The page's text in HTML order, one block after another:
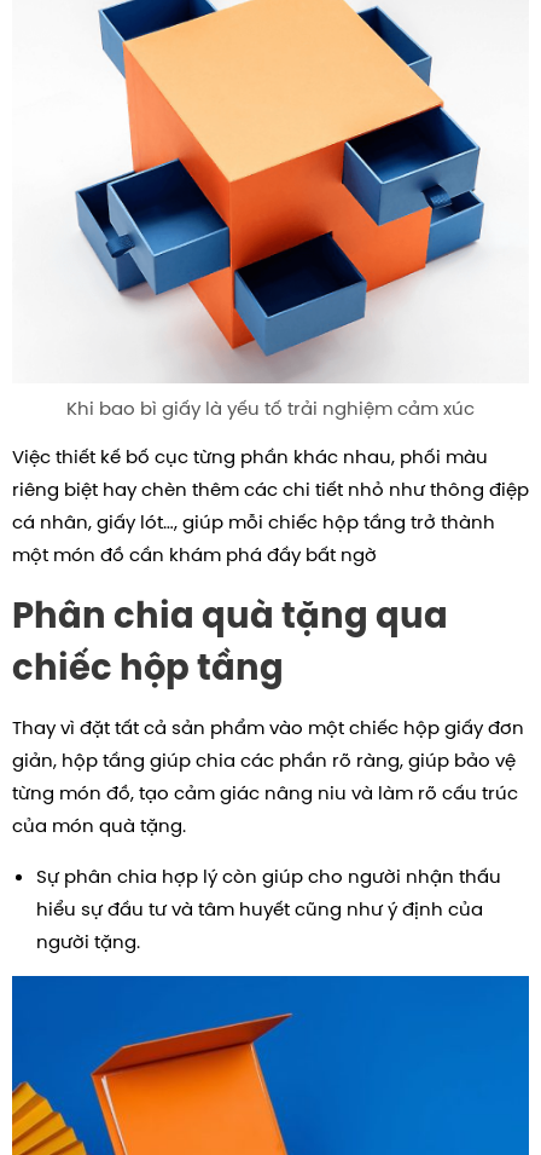
Khi bao bì giấy là yếu tố trải nghiệm cảm xúc
Việc thiết kế bố cục từng phần khác nhau, phối màu
riêng biệt hay chèn thêm các chi tiết nhỏ như thông điệp
cá nhân, giấy lót…, giúp mỗi chiếc hộp tầng trở thành
một món đồ cần khám phá đầy bất ngờ
Phân chia quà tặng qua
chiếc hộp tầng
Thay vì đặt tất cả sản phẩm vào một chiếc hộp giấy đơn
giản, hộp tầng giúp chia các phần rõ ràng, giúp bảo vệ
từng món đồ, tạo cảm giác nâng niu và làm rõ cấu trúc
của món quà tặng.
Sự phân chia hợp lý còn giúp cho người nhận thấu
hiểu sự đầu tư và tâm huyết cũng như ý định của
người tặng.